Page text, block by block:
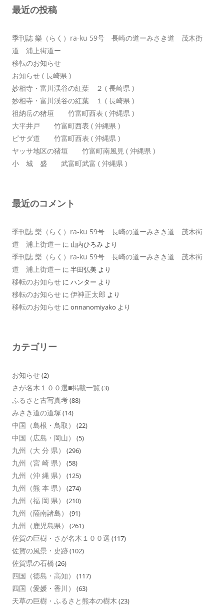
ョ
最近の投稿
季刊誌 樂（らく）ra-ku 59号 長崎の道ーみさき道 茂木街
道 浦上街道ー
移転のお知らせ
お知らせ ( 長崎県 )
妙相寺・富川渓谷の紅葉 ２ ( 長崎県 )
妙相寺・富川渓谷の紅葉 １ ( 長崎県 )
祖納岳の猪垣 竹富町西表 ( 沖縄県 )
大平井戸 竹富町西表 ( 沖縄県 )
ピサダ道 竹富町西表 ( 沖縄県 )
ヤッサ地区の猪垣 竹富町南風見 ( 沖縄県 )
小 城 盛 武富町武富 ( 沖縄県 )
最近のコメント
季刊誌 樂（らく）ra-ku 59号 長崎の道ーみさき道 茂木街
道 浦上街道ー に 山内ひろみ より
季刊誌 樂（らく）ra-ku 59号 長崎の道ーみさき道 茂木街
道 浦上街道ー に 半田弘美 より
移転のお知らせ に ハンター より
移転のお知らせ に 伊神正太郎 より
移転のお知らせ に onnanomiyako より
カテゴリー
お知らせ(2)
さが名木１００選■掲載一覧 (3)
ふるさと古写真考(88)
みさき道の道塚 (14)
中国（島根・鳥取） (22)
中国（広島・岡山） (5)
九州（大 分 県） (296)
九州（宮 崎 県） (58)
九州（沖 縄 県） (125)
九州（熊 本 県） (274)
九州（福 岡 県） (210)
九州（薩南諸島） (91)
九州（鹿児島県） (261)
佐賀の巨樹・さが名木１００選 (117)
佐賀の風景・史跡(102)
佐賀県の石橋 (26)
四国（徳島・高知） (117)
四国（愛媛・香川） (63)
天草の巨樹・ふるさと熊本の樹木 (23)